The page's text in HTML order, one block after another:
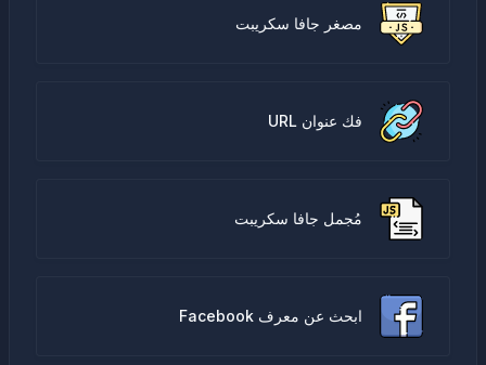
مصغر جافا سكريبت
فك عنوان URL
مُجمل جافا سكريبت
ابحث عن معرف Facebook